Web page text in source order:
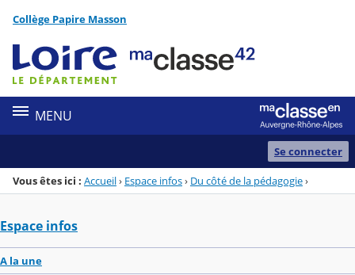
Menu de la rubrique
Contenu
Collège Papire Masson
MENU
Se connecter
Vous êtes ici : Accueil› Espace infos› Du côté de la pédagogie›
Espace infos
A la une